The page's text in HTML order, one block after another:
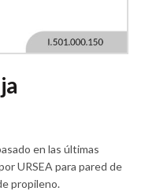
en las últimas
URSEA para pared de
propileno.